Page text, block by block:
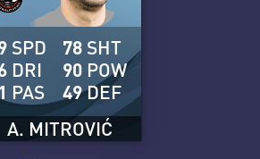
A. MITROVIĆ
SPD
DRI
PAS
78 SHT
90 POW
49DEF